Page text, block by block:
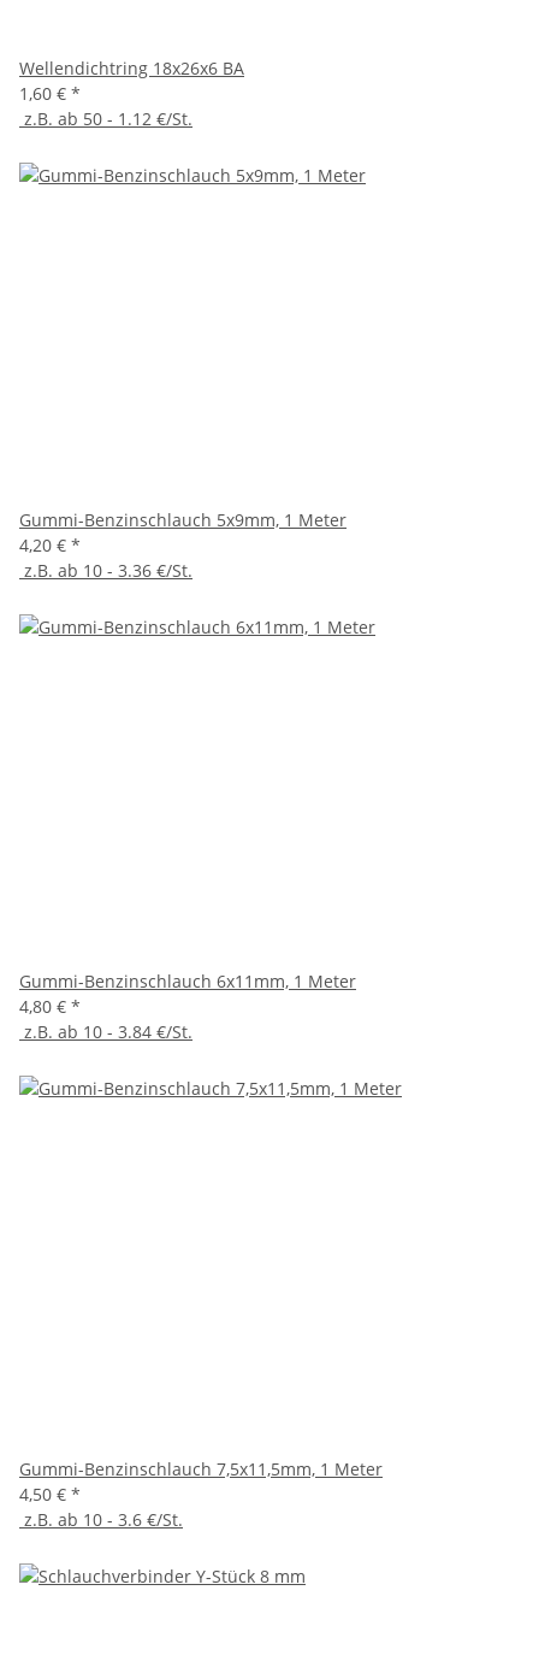
Wellendichtring 18x26x6 BA
1,60 € *
z.B. ab 50 - 1.12 €/St.
Gummi-Benzinschlauch 5x9mm, 1 Meter
4,20 € *
z.B. ab 10 - 3.36 €/St.
Gummi-Benzinschlauch 6x11mm, 1 Meter
4,80 € *
z.B. ab 10 - 3.84 €/St.
Gummi-Benzinschlauch 7,5x11,5mm, 1 Meter
4,50 € *
z.B. ab 10 - 3.6 €/St.